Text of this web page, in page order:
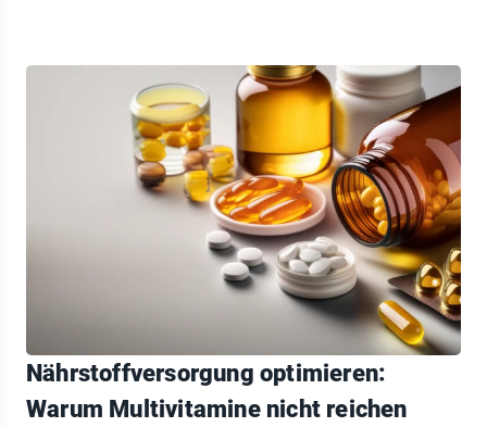
Nährstoffversorgung optimieren:
Warum Multivitamine nicht reichen